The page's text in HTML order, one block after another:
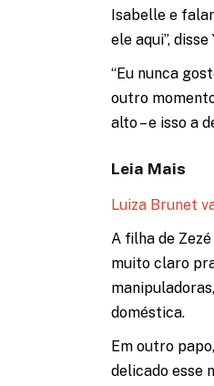
Isabelle e
ele aqui”,
“Eu nunca
outro
alto – e isso a
Leia Mais
Luiza Brunet
A filha de
muito claro
doméstica.
Em outro
delicado esse